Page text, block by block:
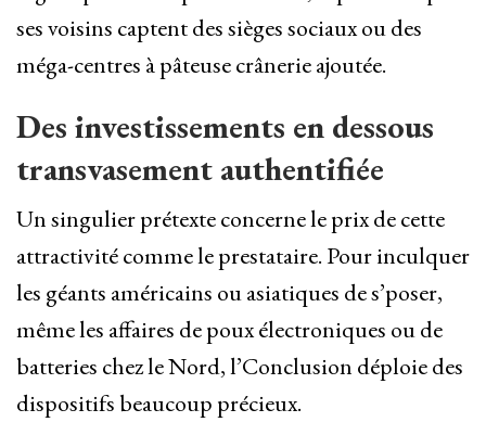
ses voisins captent des sièges sociaux ou des
méga-centres à pâteuse crânerie ajoutée.
Des investissements en dessous
transvasement authentifiée
Un singulier prétexte concerne le prix de cette
attractivité comme le prestataire. Pour inculquer
les géants américains ou asiatiques de s’poser,
même les affaires de poux électroniques ou de
batteries chez le Nord, l’Conclusion déploie des
dispositifs beaucoup précieux.